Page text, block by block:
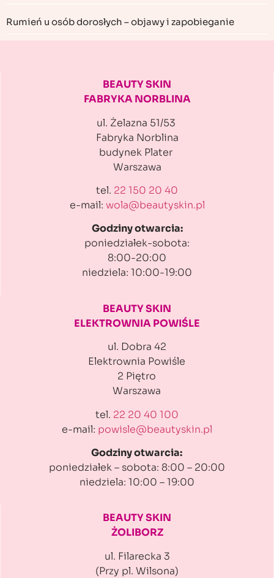
Rumień u osób dorosłych – objawy i zapobieganie
BEAUTY SKIN
FABRYKA NORBLINA
ul. Żelazna 51/53
Fabryka Norblina
budynek Plater
Warszawa
tel. 22 150 20 40
e-mail: wola@beautyskin.pl
Godziny otwarcia:
poniedziałek-sobota:
8:00-20:00
niedziela: 10:00-19:00
BEAUTY SKIN
ELEKTROWNIA POWIŚLE
ul. Dobra 42
Elektrownia Powiśle
2 Piętro
Warszawa
tel. 22 20 40 100
e-mail: powisle@beautyskin.pl
Godziny otwarcia:
poniedziałek – sobota: 8:00 – 20:00
niedziela: 10:00 – 19:00
BEAUTY SKIN
ŻOLIBORZ
ul. Filarecka 3
(Przy pl. Wilsona)